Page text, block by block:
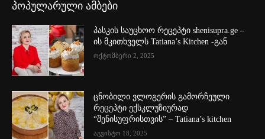
პოპულარული ამბები
პასკის საუცხოო რეცეპტი shenisupra.ge –
ის მკითხველს Tatiana’s Kitchen -გან
ოქტომბერი 2, 2025
ცნობილი ვლოგერის გამორჩეული
რეცეპტი ექსკლუზიურად
“შენისუფრისთვის” – Tatiana’s kitchen
აგვისტო 18, 2025